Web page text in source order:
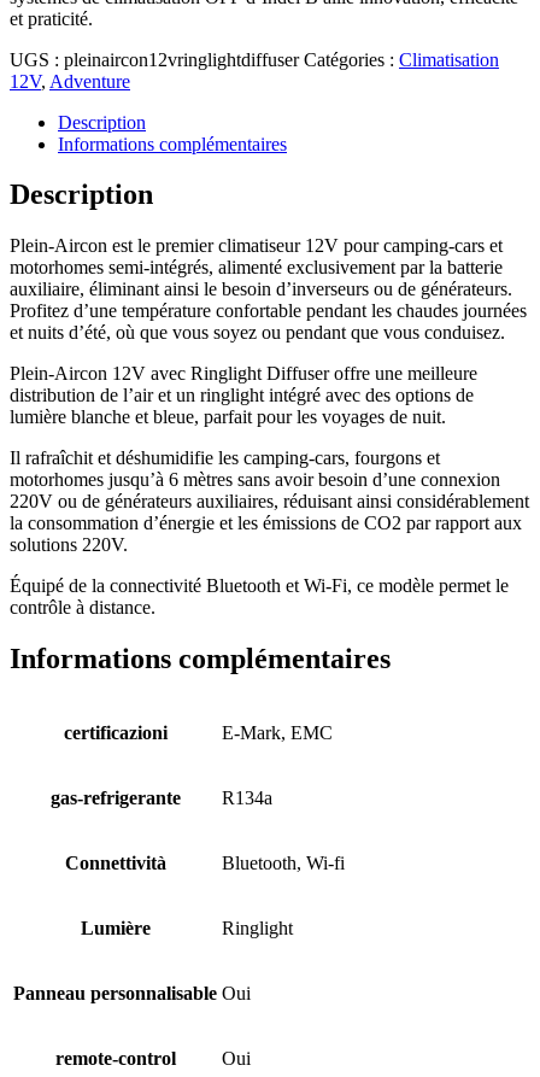
et praticité.
UGS : pleinaircon12vringlightdiffuser Catégories : Climatisation
12V, Adventure
Description
Informations complémentaires
Description
Plein-Aircon est le premier climatiseur 12V pour camping-cars et
motorhomes semi-intégrés, alimenté exclusivement par la batterie
auxiliaire, éliminant ainsi le besoin d’inverseurs ou de générateurs.
Profitez d’une température confortable pendant les chaudes journées
et nuits d’été, où que vous soyez ou pendant que vous conduisez.
Plein-Aircon 12V avec Ringlight Diffuser offre une meilleure
distribution de l’air et un ringlight intégré avec des options de
lumière blanche et bleue, parfait pour les voyages de nuit.
Il rafraîchit et déshumidifie les camping-cars, fourgons et
motorhomes jusqu’à 6 mètres sans avoir besoin d’une connexion
220V ou de générateurs auxiliaires, réduisant ainsi considérablement
la consommation d’énergie et les émissions de CO2 par rapport aux
solutions 220V.
Équipé de la connectivité Bluetooth et Wi-Fi, ce modèle permet le
contrôle à distance.
Informations complémentaires
certificazioni E-Mark, EMC
gas-refrigerante R134a
Connettività Bluetooth, Wi-fi
Lumière Ringlight
Panneau personnalisable Oui
remote-control Oui